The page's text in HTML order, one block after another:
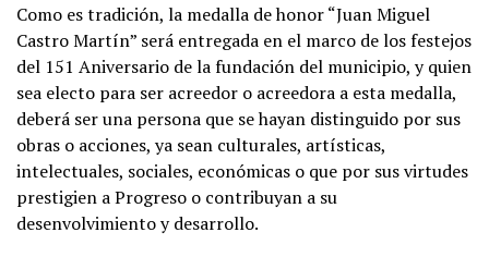
Como es tradición, la medalla de honor “Juan Miguel
Castro Martín” será entregada en el marco de los festejos
del 151 Aniversario de la fundación del municipio, y quien
sea electo para ser acreedor o acreedora a esta medalla,
deberá ser una persona que se hayan distinguido por sus
obras o acciones, ya sean culturales, artísticas,
intelectuales, sociales, económicas o que por sus virtudes
prestigien a Progreso o contribuyan a su
desenvolvimiento y desarrollo.